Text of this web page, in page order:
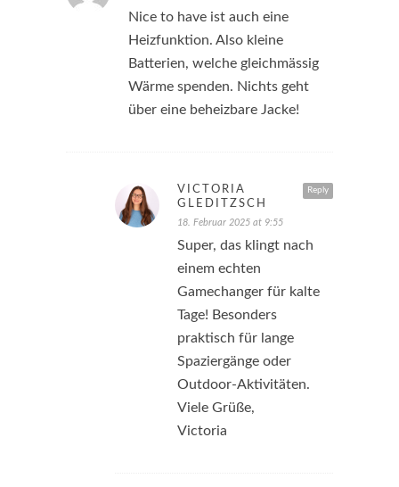
Nice to have ist auch eine
Heizfunktion. Also kleine
Batterien, welche gleichmässig
Wärme spenden. Nichts geht
über eine beheizbare Jacke!
Reply
VICTORIA
GLEDITZSCH
18. Februar 2025 at 9:55
Super, das klingt nach
einem echten
Gamechanger für kalte
Tage! Besonders
praktisch für lange
Spaziergänge oder
Outdoor-Aktivitäten.
Viele Grüße,
Victoria